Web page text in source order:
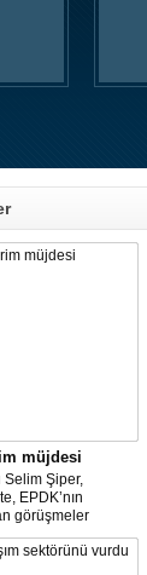
müjdesi
Selim Şiper,
EPDK’nın
görüşmeler
masraf
ederek